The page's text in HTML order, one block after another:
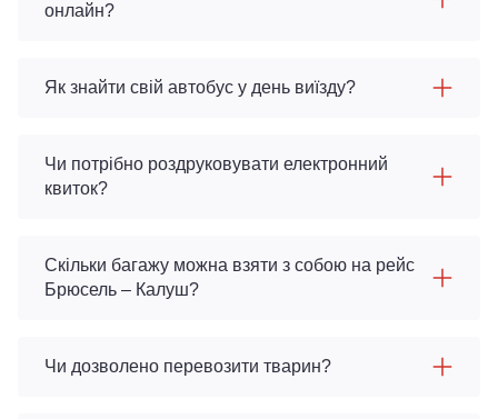
онлайн?
Як знайти свій автобус у день виїзду?
Чи потрібно роздруковувати електронний
квиток?
Скільки багажу можна взяти з собою на рейс
Брюсель – Калуш?
Чи дозволено перевозити тварин?